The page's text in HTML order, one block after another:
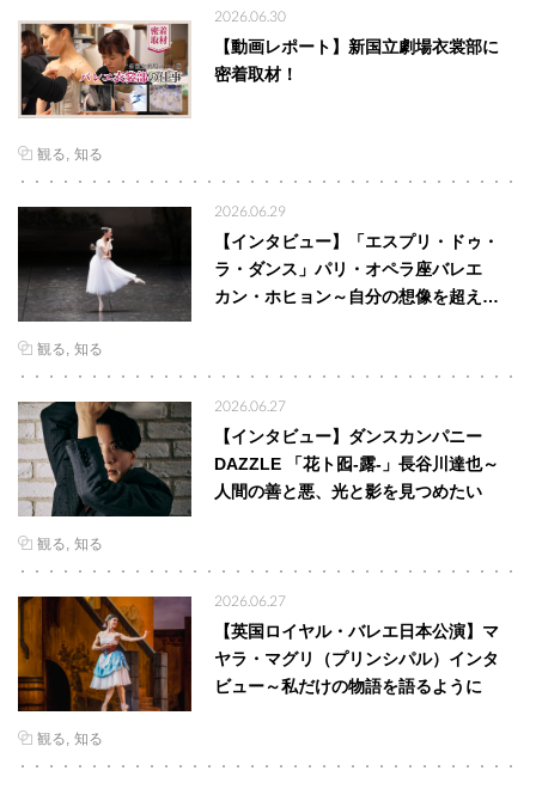
2026.06.30
【動画レポート】新国立劇場衣裳部に
密着取材！
観る 知る
2026.06.29
【インタビュー】「エスプリ・ドゥ・
ラ・ダンス」パリ・オペラ座バレエ
カン・ホヒョン～自分の想像を超え…
観る 知る
2026.06.27
【インタビュー】ダンスカンパニー
DAZZLE 「花ト囮-露-」長谷川達也～
人間の善と悪、光と影を見つめたい
観る 知る
2026.06.27
【英国ロイヤル・バレエ日本公演】マ
ヤラ・マグリ（プリンシパル）インタ
ビュー～私だけの物語を語るように
観る 知る